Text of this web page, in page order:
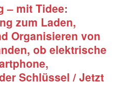
– mit Tidee:
zum Laden,
Organisieren von
ob elektrische
Schlüssel / Jetzt